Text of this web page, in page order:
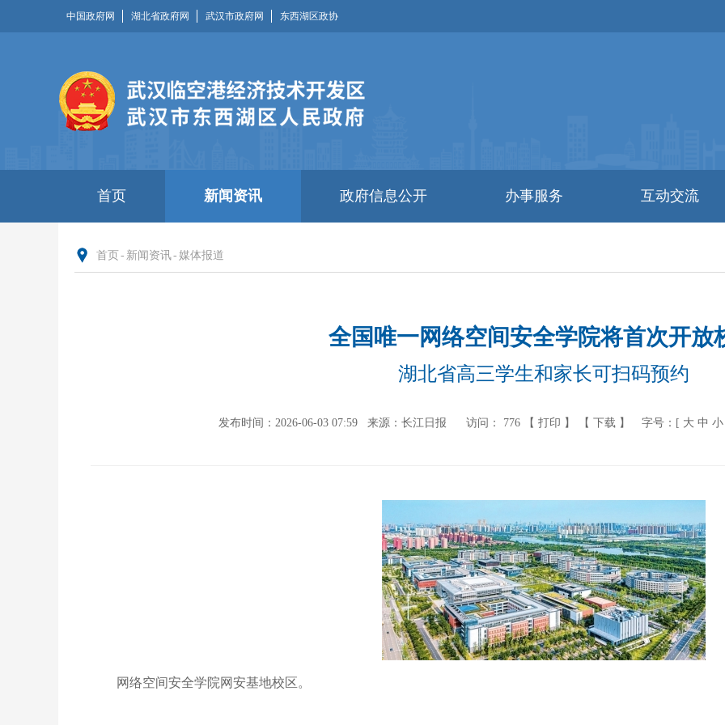
中国政府网 湖北省政府网 武汉市政府网 东西湖区政协
首页 新闻资讯 政府信息公开 办事服务 互动交流
首页 - 新闻资讯- 媒体报道
全国唯一网络空间安全学院将首次开放
湖北省高三学生和家长可扫码预约
发布时间：2026-06-03 07:59 来源：长江日报 访问： 776 【 打印 】 【 下载 】 字号：[ 大 中 小
网络空间安全学院网安基地校区。